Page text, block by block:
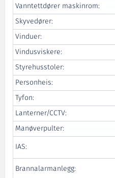
Vanntettdører maskinrom:
Skyvedører:
Vinduer:
Vindusviskere:
Styrehusstoler:
Personheis:
Tyfon:
Lanterner/CCTV:
Manøverpulter:
IAS:
Brannalarmanlegg: